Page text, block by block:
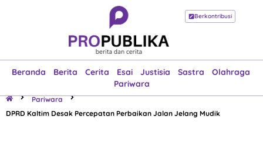
Berkontribusi
Beranda Berita Cerita Esai Justisia Sastra
Olahraga
Pariwara
Beranda
Esai
Justisia
Sastra
Olahraga
Pariwara
Pariwara
DPRD Kaltim Desak Percepatan Perbaikan Jalan Jelang Mudik